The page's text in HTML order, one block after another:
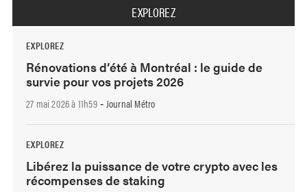
EXPLOREZ
EXPLOREZ
Rénovations d’été à Montréal : le guide de
survie pour vos projets 2026
27 mai 2026 à 11h59- Journal Métro
EXPLOREZ
Libérez la puissance de votre crypto avec les
récompenses de staking